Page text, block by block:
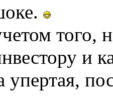
того,
и